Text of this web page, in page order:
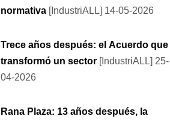
normativa [IndustriALL] 14-05-2026
Trece años después: el Acuerdo que
transformó un sector [IndustriALL] 25-
04-2026
Rana Plaza: 13 años después, la